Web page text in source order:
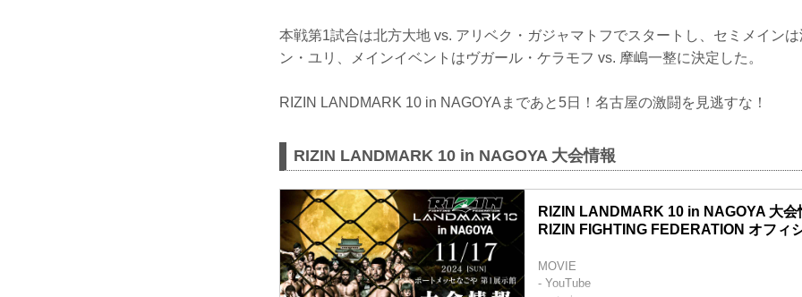
本戦第1試合は北方大地 vs. アリベク・ガジャマトフでスタートし、セミメイン
ン・ユリ、メインイベントはヴガール・ケラモフ vs. 摩嶋一整に決定した。
RIZIN LANDMARK 10 in NAGOYAまであと5日！名古屋の激闘を見逃すな！
RIZIN LANDMARK 10 in NAGOYA 大会情報
RIZIN LANDMARK 10 in NAGOYA 大会
RIZIN FIGHTING FEDERATION オフィ
MOVIE
- YouTube